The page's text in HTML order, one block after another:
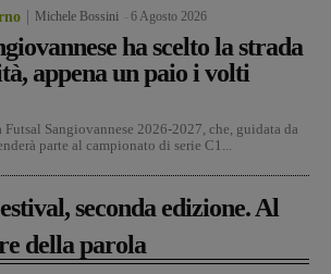
Michele Bossini 6 Agosto 2026
ha scelto la strada
appena un paio i volti
Sangiovannese 2026-2027, che, guidata da
parte al campionato di serie C1...
seconda edizione. Al
della parola